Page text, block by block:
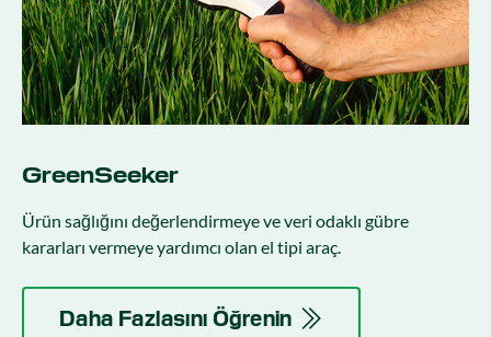
GreenSeeker
Ürün sağlığını değerlendirmeye ve veri odaklı gübre
kararları vermeye yardımcı olan el tipi araç.
Daha Fazlasını Öğrenin